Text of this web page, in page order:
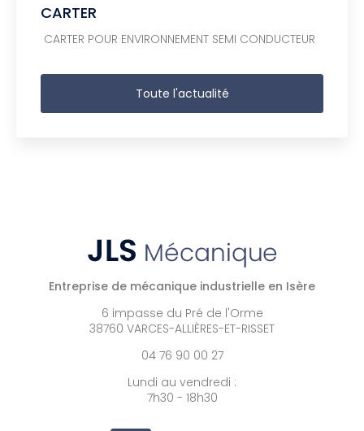
CARTER
CARTER POUR ENVIRONNEMENT SEMI CONDUCTEUR
Toute l'actualité
Entreprise de mécanique industrielle en Isère
6 impasse du Pré de l'Orme
38760 VARCES-ALLIÈRES-ET-RISSET
04 76 90 00 27
Lundi au vendredi :
7h30 - 18h30